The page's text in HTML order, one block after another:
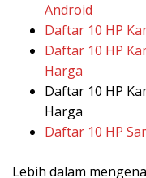
Android
Daftar 10 HP
Daftar 10 HP
Harga
Daftar 10 HP
Harga
Daftar 10 HP
Lebih dalam